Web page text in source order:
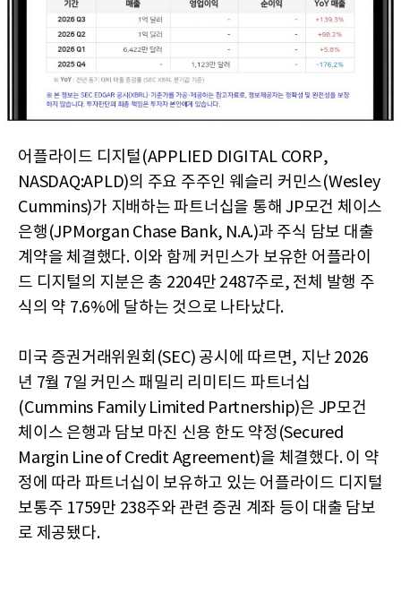
어플라이드 디지털(APPLIED DIGITAL CORP,
NASDAQ:APLD)의 주요 주주인 웨슬리 커민스(Wesley
Cummins)가 지배하는 파트너십을 통해 JP모건 체이스
은행(JPMorgan Chase Bank, N.A.)과 주식 담보 대출
계약을 체결했다. 이와 함께 커민스가 보유한 어플라이
드 디지털의 지분은 총 2204만 2487주로, 전체 발행 주
식의 약 7.6%에 달하는 것으로 나타났다.
미국 증권거래위원회(SEC) 공시에 따르면, 지난 2026
년 7월 7일 커민스 패밀리 리미티드 파트너십
(Cummins Family Limited Partnership)은 JP모건
체이스 은행과 담보 마진 신용 한도 약정(Secured
Margin Line of Credit Agreement)을 체결했다. 이 약
정에 따라 파트너십이 보유하고 있는 어플라이드 디지털
보통주 1759만 238주와 관련 증권 계좌 등이 대출 담보
로 제공됐다.